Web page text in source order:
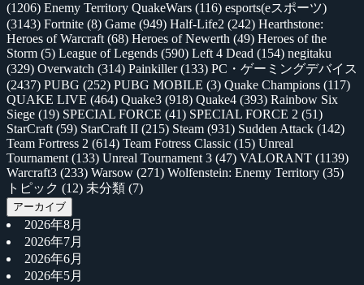
(1206) Enemy Territory QuakeWars (116) esports(eスポーツ)
(3143) Fortnite (8) Game (949) Half-Life2 (242) Hearthstone:
Heroes of Warcraft (68) Heroes of Newerth (49) Heroes of the
Storm (5) League of Legends (590) Left 4 Dead (154) negitaku
(329) Overwatch (314) Painkiller(133) PC・ゲーミングデバイス
(2437) PUBG (252) PUBG MOBILE (3) Quake Champions (117)
QUAKE LIVE (464) Quake3 (918) Quake4 (393) Rainbow Six
Siege (19) SPECIAL FORCE (41) SPECIAL FORCE 2 (51)
StarCraft (59) StarCraft II (215) Steam (931) Sudden Attack (142)
Team Fortress 2 (614) Team Fotress Classic (15) Unreal
Tournament (133) Unreal Tournament 3 (47) VALORANT (1139)
Warcraft3 (233) Warsow (271) Wolfenstein: Enemy Territory (35)
トピック (12) 未分類 (7)
アーカイブ
2026年8月
2026年7月
2026年6月
2026年5月